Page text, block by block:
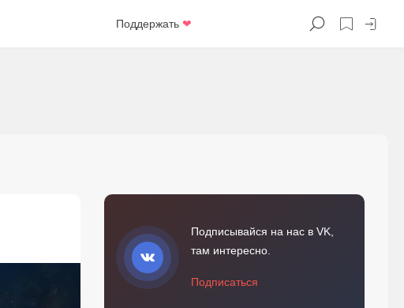
Поддержать❤
Подписывайся на нас в VK,
там интересно.
Подписаться